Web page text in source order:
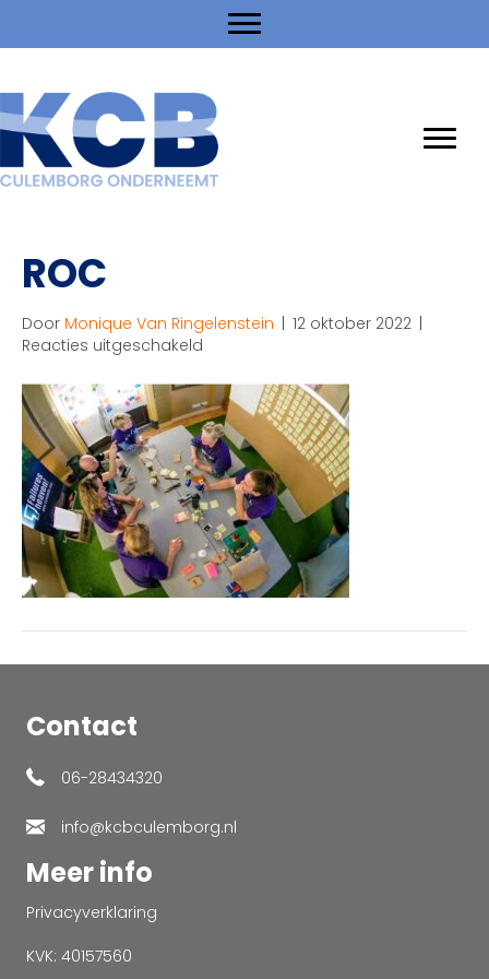
ROC
Door Monique Van Ringelenstein | 12 oktober 2022 |
Reacties uitgeschakeld
Contact
06-28434320
info@kcbculemborg.nl
Meer info
Privacyverklaring
KVK: 40157560